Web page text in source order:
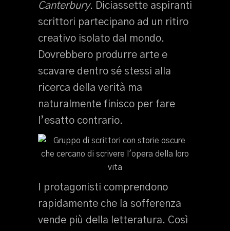
Canterbury. Diciassette aspiranti
scrittori partecipano ad un ritiro
creativo isolato dal mondo.
Dovrebbero produrre arte e
scavare dentro sé stessi alla
ricerca della verità ma
naturalmente finisco per fare
l’esatto contrario.
I protagonisti comprendono
rapidamente che la sofferenza
vende più della letteratura. Così